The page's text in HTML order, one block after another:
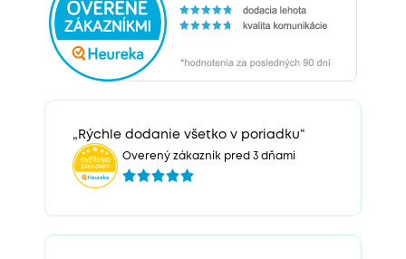
„Rýchle dodanie všetko v poriadku“
Overený zákazník pred 3 dňami